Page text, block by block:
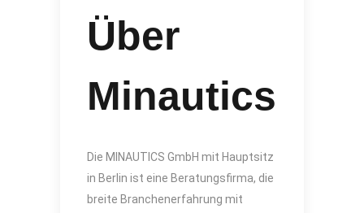
Über
Minautics
Die MINAUTICS GmbH mit Hauptsitz
in Berlin ist eine Beratungsfirma, die
breite Branchenerfahrung mit